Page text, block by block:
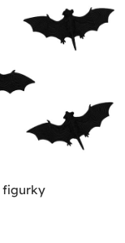
figurky